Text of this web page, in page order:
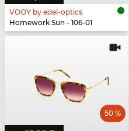
VOOY by edel-optics
Homework Sun - 106-01
50 %